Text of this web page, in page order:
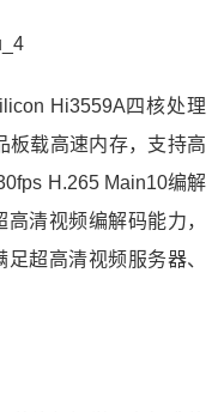
Hi3559A四核处理
板载高速内存，支持高
H.265 Main10编解
清视频编解码能力，
超高清视频服务器、